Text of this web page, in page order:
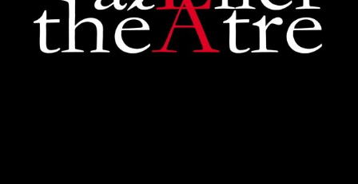
Bravo !!! Que de bons
acteurs !! Quel beau travail.
Un Richard III de très bonne
qualité.